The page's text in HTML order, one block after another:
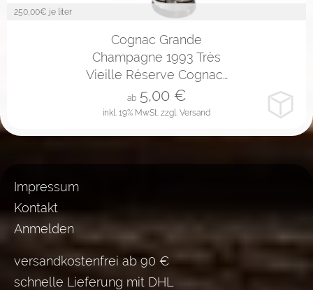
250,00€ je liter
Cognac Grande
Champagne 1993 Très
Vieille Réserve Cognac…
inkl. 19% MwSt. zzgl. Versand
ab 5,00€
Impressum
Kontakt
Anmelden
versandkostenfrei ab 90 €
schnelle Lieferung mit DHL